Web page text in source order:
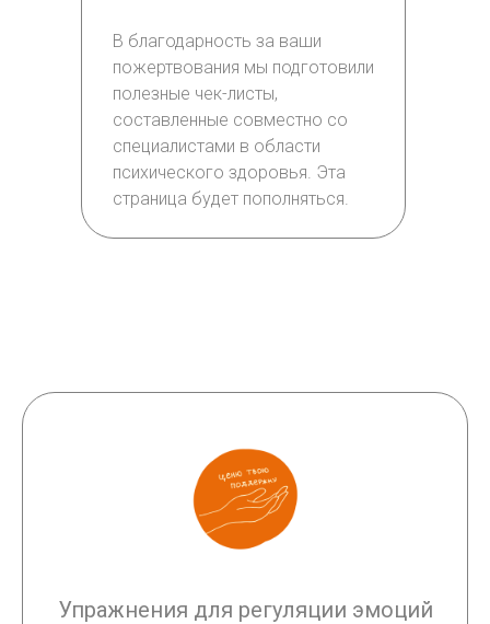
В благодарность за ваши
пожертвования мы подготовили
полезные чек-листы,
составленные совместно со
специалистами в области
психического здоровья. Эта
страница будет пополняться.
Упражнения для регуляции эмоций